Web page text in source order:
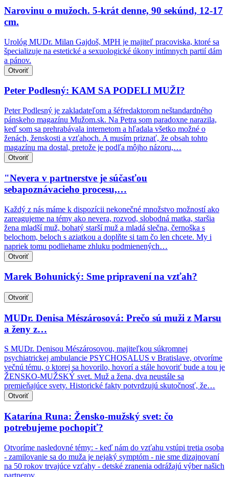
Narovinu o mužoch. 5-krát denne, 90 sekúnd, 12-17
cm.
Urológ MUDr. Milan Gajdoš, MPH je majiteľ pracoviska, ktoré sa
špecializuje na estetické a sexuologické úkony intímnych partií dám
a pánov.
Otvoriť
Peter Podlesný: KAM SA PODELI MUŽI?
Peter Podlesný je zakladateľom a šéfredaktorom neštandardného
pánskeho magazínu Mužom.sk. Na Petra som paradoxne narazila,
keď som sa prehrabávala internetom a hľadala všetko možné o
ženách, ženskosti a vzťahoch. A musím priznať, že obsah tohto
magazínu ma dostal, pretože je podľa môjho názoru,…
Otvoriť
"Nevera v partnerstve je súčasťou
sebapoznávacieho procesu,…
Každý z nás máme k dispozícii nekonečné množstvo možností ako
zareagujeme na témy ako nevera, rozvod, slobodná matka, staršia
žena mladší muž, bohatý starší muž a mladá slečna, černoška s
belochom, beloch s aziatkou a doplňte si tam čo len chcete. My i
napriek tomu podliehame zhluku podmienených…
Otvoriť
Marek Bohunický: Sme pripravení na vzťah?
Otvoriť
MUDr. Denisa Mészárosová: Prečo sú muži z Marsu
a ženy z…
S MUDr. Denisou Mészárosovou, majiteľkou súkromnej
psychiatrickej ambulancie PSYCHOSALUS v Bratislave, otvoríme
večnú tému, o ktorej sa hovorilo, hovorí a stále hovoriť bude a tou je
ŽENSKO-MUŽSKÝ svet. Muž a žena, dva neustále sa
premieňajúce svety. Historické fakty potvrdzujú skutočnosť, že…
Otvoriť
Katarína Runa: Žensko-mužský svet: čo
potrebujeme pochopiť?
Otvoríme nasledovné témy: - keď nám do vzťahu vstúpi tretia osoba
- zamilovanie sa do muža je nejaký symptóm - nie sme dizajnovaní
na 50 rokov trvajúce vzťahy - detské zranenia odrážajú výber našich
partnerov.